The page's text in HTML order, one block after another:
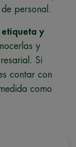
personal.
y
y
Si
contar con
como